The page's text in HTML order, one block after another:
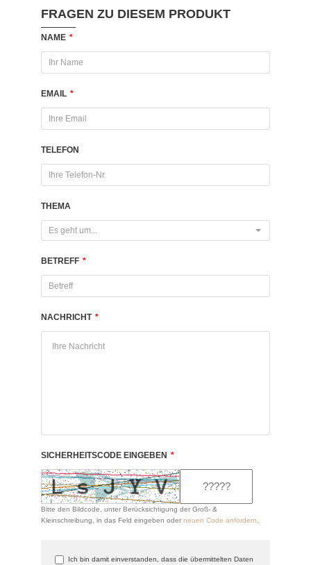
FRAGEN ZU DIESEM PRODUKT
NAME *
EMAIL *
TELEFON
THEMA
Es geht um...
BETREFF *
NACHRICHT *
SICHERHEITSCODE EINGEBEN *
Bitte den Bildcode, unter Berücksichtigung der Groß- &
Kleinschreibung, in das Feld eingeben oder neuen Code anfordern
Ich bin damit einverstanden, dass die übermittelten Daten